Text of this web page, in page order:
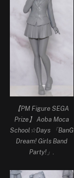
【PM Figure SEGA
Prize】 Aoba Moca
School☆Days 「BanG
Dream! Girls Band
Party!」.